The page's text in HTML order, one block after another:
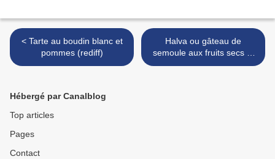
< Tarte au boudin blanc et
pommes (rediff)
Halva ou gâteau de
semoule aux fruits secs et
miel >
Hébergé par Canalblog
Top articles
Pages
Contact